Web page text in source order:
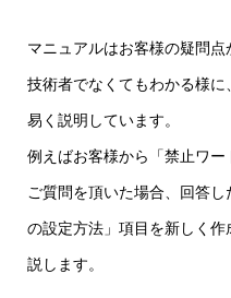
マニュアルはお客様の疑問
技術者でなくてもわかる様
易く説明しています。
例えばお客様から「禁止ワ
ご質問を頂いた場合、回答
の設定方法」項目を新しく
説します。